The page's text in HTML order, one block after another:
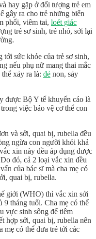
hay gặp ở đối tượng trẻ em
gây ra cho trẻ những biến
phổi, viêm tai, loét giác
trẻ sơ sinh, trẻ nhỏ, sởi lại
sức khỏe của trẻ sơ sinh,
nếu phụ nữ mang thai mắc
xảy ra là: đẻ non, sảy
được Bộ Y tế khuyến cáo là
việc bảo vệ cơ thể con
và sởi, quai bị, rubella đều
ngừa con người khỏi khả
xin này đều áp dụng được
đó, cả 2 loại vắc xin đều
của bác sĩ mà cha mẹ có
quai bị, rubella.
giới (WHO) thì vắc xin sởi
9 tháng tuổi. Cha mẹ có thể
vực sinh sống để tiêm
hợp sởi, quai bị, rubella nên
mẹ có thể đưa trẻ tới các